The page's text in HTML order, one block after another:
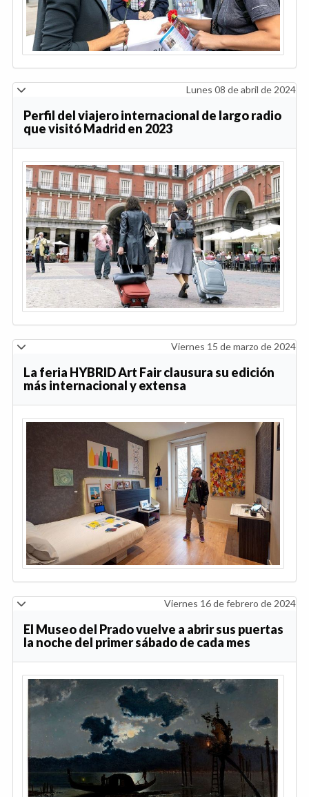
Lunes 08 de abril de 2024
Perfil del viajero internacional de largo radio
que visitó Madrid en 2023
Viernes 15 de marzo de 2024
La feria HYBRID Art Fair clausura su edición
más internacional y extensa
Viernes 16 de febrero de 2024
El Museo del Prado vuelve a abrir sus puertas
la noche del primer sábado de cada mes